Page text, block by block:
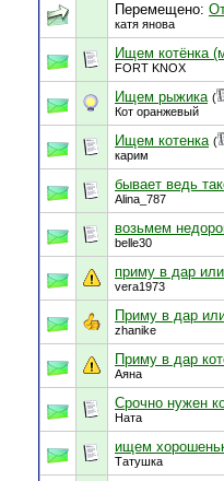
Перемещено:
катя янова
Ищем котёнка
FORT KNOX
Ищем рыжика (
Кот оранжевый
Ищем котенка (
карим
бывает ведь
Alina_787
возьмем
belle30
приму в дар
vera1973
Приму в дар
zhanike
Приму в дар
Аяна
Срочно нужен
Ната
ищем
Татушка